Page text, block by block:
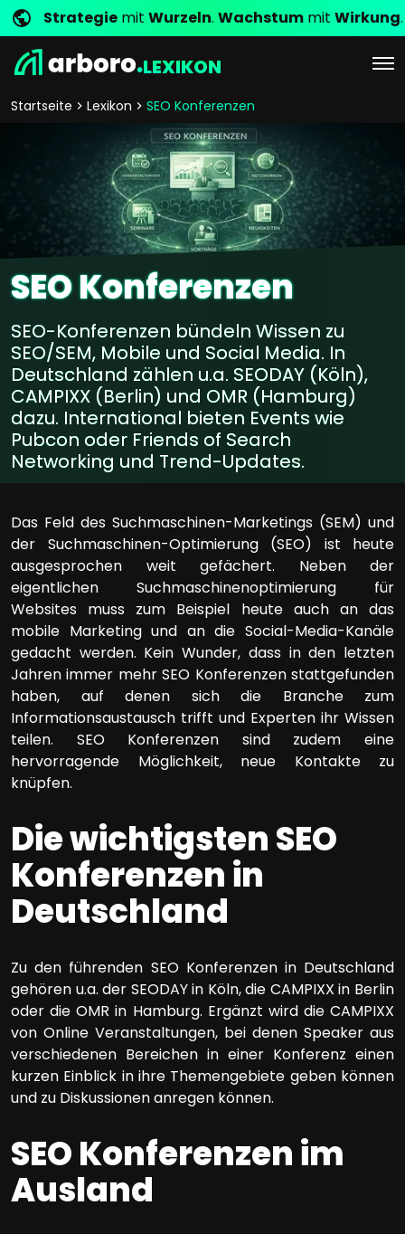
Strategie mit Wurzeln. Wachstum mit Wirkung.
LEXIKON
Startseite Lexikon SEO Konferenzen
SEO Konferenzen
SEO-Konferenzen bündeln Wissen zu
SEO/SEM, Mobile und Social Media. In
Deutschland zählen u.a. SEODAY (Köln),
CAMPIXX (Berlin) und OMR (Hamburg)
dazu. International bieten Events wie
Pubcon oder Friends of Search
Networking und Trend-Updates.
Das Feld des Suchmaschinen-Marketings (SEM) und
der Suchmaschinen-Optimierung (SEO) ist heute
ausgesprochen weit gefächert. Neben der
eigentlichen Suchmaschinenoptimierung für
Websites muss zum Beispiel heute auch an das
mobile Marketing und an die Social-Media-Kanäle
gedacht werden. Kein Wunder, dass in den letzten
Jahren immer mehr SEO Konferenzen stattgefunden
haben, auf denen sich die Branche zum
Informationsaustausch trifft und Experten ihr Wissen
teilen. SEO Konferenzen sind zudem eine
hervorragende Möglichkeit, neue Kontakte zu
knüpfen.
Die wichtigsten SEO
Konferenzen in
Deutschland
Zu den führenden SEO Konferenzen in Deutschland
gehören u.a. der SEODAY in Köln, die CAMPIXX in Berlin
oder die OMR in Hamburg. Ergänzt wird die CAMPIXX
von Online Veranstaltungen, bei denen Speaker aus
verschiedenen Bereichen in einer Konferenz einen
kurzen Einblick in ihre Themengebiete geben können
und zu Diskussionen anregen können.
SEO Konferenzen im
Ausland